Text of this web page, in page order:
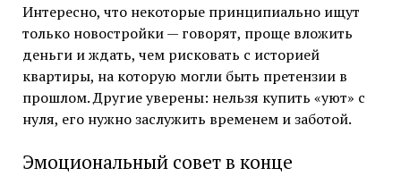
Интересно, что некоторые принципиально ищут
только новостройки — говорят, проще вложить
деньги и ждать, чем рисковать с историей
квартиры, на которую могли быть претензии в
прошлом. Другие уверены: нельзя купить «уют» с
нуля, его нужно заслужить временем и заботой.
Эмоциональный совет в конце